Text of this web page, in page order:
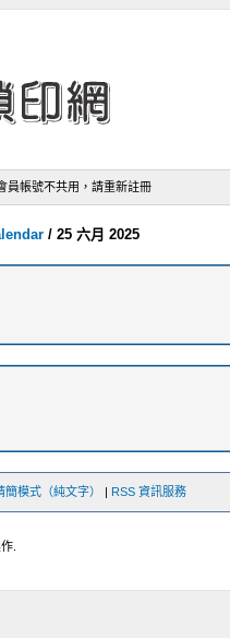
員帳號不共用，請重新註冊
/25 六月 2025
簡模式（純文字） | RSS 資訊服務
.